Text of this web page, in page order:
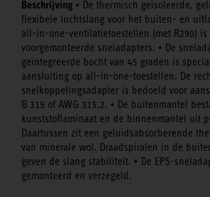
Beschrijving • De thermisch geïsoleerde,
flexibele luchtslang voor het buiten- en
all-in-one-ventilatietoestellen (met R290)
voorgemonteerde sneladapters. • De
geïntegreerde bocht van 45 graden is
aansluiting op all-in-one-toestellen. De
snelkoppelingsadapter is bedoeld voor
B 315 of AWG 315.2. • De buitenmantel
kunststoflaminaat en de binnenmantel uit
Daartussen zit een geluidsabsorberende
van minerale wol. Draadspiralen in de
geven de slang stabiliteit. • De EPS-
gemonteerd en verzegeld.